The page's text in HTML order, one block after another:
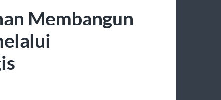
Membangun